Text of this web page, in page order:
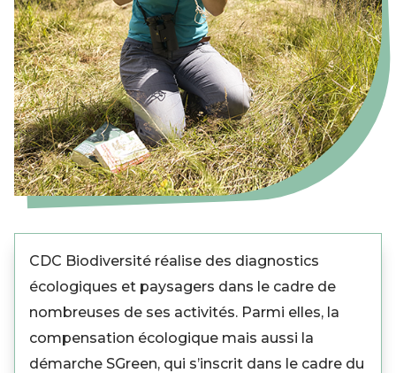
CDC Biodiversité réalise des diagnostics
écologiques et paysagers dans le cadre de
nombreuses de ses activités. Parmi elles, la
compensation écologique mais aussi la
démarche SGreen, qui s’inscrit dans le cadre du